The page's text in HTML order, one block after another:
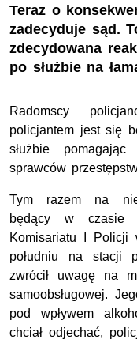
Teraz o
zadecyduje sąd.
zdecydowana
po służbie na
Radomscy
policjantem jest się
służbie
sprawców
Tym razem na
będący w czasie
Komisariatu I Policji
południu na stacji
zwrócił uwagę na
samoobsługowej.
pod wpływem
chciał odjechać,